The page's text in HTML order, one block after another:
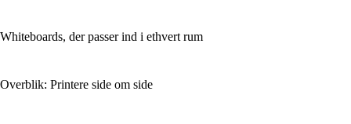
Whiteboards, der passer ind i ethvert rum
Overblik: Printere side om side